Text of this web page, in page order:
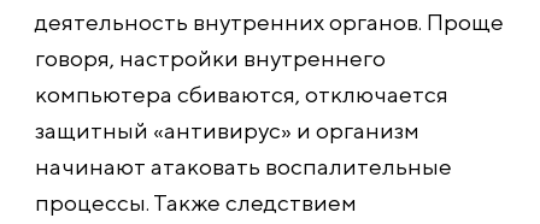
деятельность внутренних органов. Проще
говоря, настройки внутреннего
компьютера сбиваются, отключается
защитный «антивирус» и организм
начинают атаковать воспалительные
процессы. Также следствием